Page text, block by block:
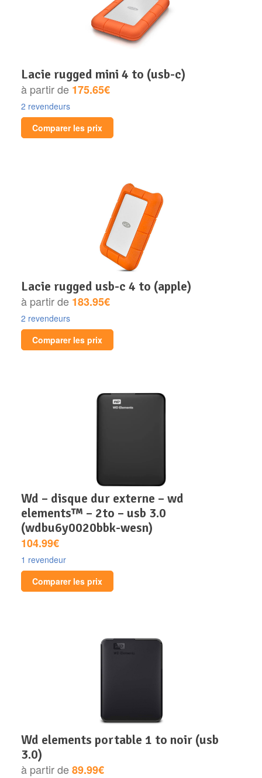
lacie rugged mini 4 to (usb-c)
à partir de 175.65€
2 revendeurs
Comparer les prix
lacie rugged usb-c 4 to (apple)
à partir de 183.95€
2 revendeurs
Comparer les prix
wd – disque dur externe – wd
elements™ – 2to – usb 3.0
(wdbu6y0020bbk-wesn)
104.99€
1 revendeur
Comparer les prix
wd elements portable 1 to noir (usb
3.0)
à partir de89.99€